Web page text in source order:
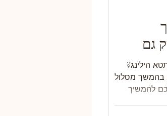
גם
הילינג?
בהמשך מסלול
להמשיך